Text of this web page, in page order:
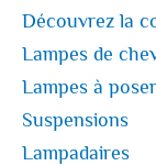
Découvrez la
Lampes de
Lampes à poser
Suspensions
Lampadaires